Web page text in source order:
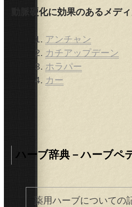
動脈硬化に効果のあるメデ
アンチャン
カチアップデーン
ホラパー
カー
ハーブ辞典－ハーブペ
薬用ハーブについての